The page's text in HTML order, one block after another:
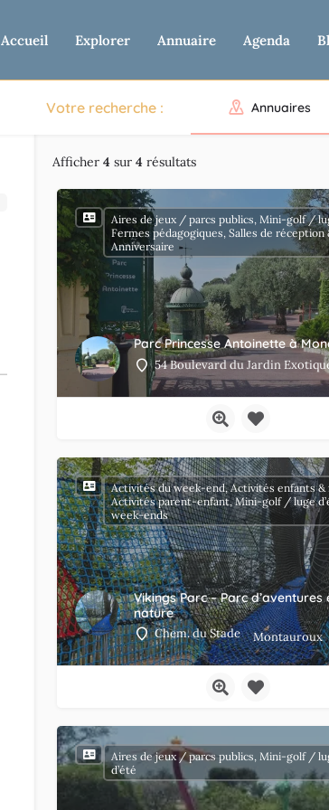
Accueil Explorer Annuaire Agenda
Votre recherche : Annuaires
Afficher 4 sur 4 résultats
Parc Princesse Antoinette à
54 Boulevard du Jardin
Aires de jeux / parcs publics, Mini-golf /
Fermes pédagogiques, Salles de réception
Anniversaire
Vikings Parc – Parc d’aventures
nature
Chem. du Stade Montauroux
Activités du week-end, Activités enfants &
Activités parent-enfant, Mini-golf / luge
week-ends
Aires de jeux / parcs publics, Mini-golf /
d’été